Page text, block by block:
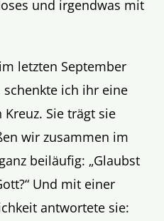
und irgendwas mit
letzten September
ich ihr eine
Sie trägt sie
wir zusammen im
beiläufig: „Glaubst
Und mit einer
antwortete sie: